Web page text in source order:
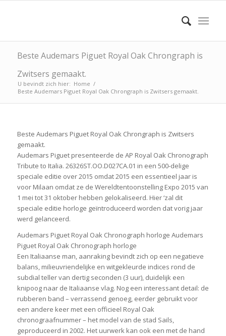
Beste Audemars Piguet Royal Oak Chrongraph is
Zwitsers gemaakt.
U bevindt zich hier: Home /
Beste Audemars Piguet Royal Oak Chrongraph is Zwitsers gemaakt.
Beste Audemars Piguet Royal Oak Chrongraph is Zwitsers
gemaakt.
Audemars Piguet presenteerde de AP Royal Oak Chronograph
Tribute to Italia. 26326ST.OO.D027CA.01 in een 500-delige
speciale editie over 2015 omdat 2015 een essentieel jaar is
voor Milaan omdat ze de Wereldtentoonstelling Expo 2015 van
1 mei tot 31 oktober hebben gelokaliseerd. Hier ‘zal dit
speciale editie horloge geïntroduceerd worden dat vorig jaar
werd gelanceerd.
Audemars Piguet Royal Oak Chronograph horloge Audemars
Piguet Royal Oak Chronograph horloge
Een Italiaanse man, aanraking bevindt zich op een negatieve
balans, milieuvriendelijke en witgekleurde indices rond de
subdial teller van dertig seconden (3 uur), duidelijk een
knipoog naar de Italiaanse vlag. Nog een interessant detail: de
rubberen band – verrassend genoeg, eerder gebruikt voor
een andere keer met een officieel Royal Oak
chronograafnummer – het model van de stad Sails,
geproduceerd in 2002. Het uurwerk kan ook een met de hand